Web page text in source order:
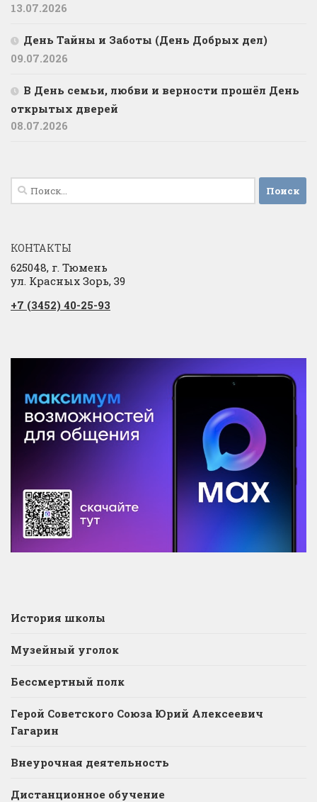
13.07.2026
День Тайны и Заботы (День Добрых дел)
09.07.2026
В День семьи, любви и верности прошёл День
открытых дверей
08.07.2026
Найти:
КОНТАКТЫ
625048, г. Тюмень
ул. Красных Зорь, 39
+7 (3452) 40-25-93
История школы
Музейный уголок
Бессмертный полк
Герой Советского Союза Юрий Алексеевич
Гагарин
Внеурочная деятельность
Дистанционное обучение